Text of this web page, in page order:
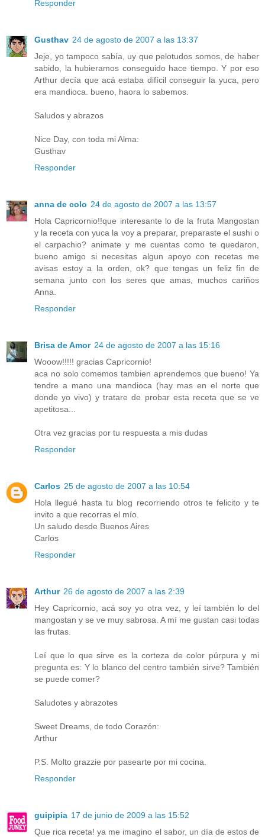
Responder
Gusthav 24 de agosto de 2007 a las 13:37
Jeje, yo tampoco sabía, uy que pelotudos somos, de haber
sabido, la hubieramos conseguido hace tiempo. Y por eso
Arthur decía que acá estaba difícil conseguir la yuca, pero
era mandioca. bueno, haora lo sabemos.
Saludos y abrazos
Nice Day, con toda mi Alma:
Gusthav
Responder
anna de colo 24 de agosto de 2007 a las 13:57
Hola Capricornio!!que interesante lo de la fruta Mangostan
y la receta con yuca la voy a preparar, preparaste el sushi o
el carpachio? animate y me cuentas como te quedaron,
bueno amigo si necesitas algun apoyo con recetas me
avisas estoy a la orden, ok? que tengas un feliz fin de
semana junto con los seres que amas, muchos cariños
Anna.
Responder
Brisa de Amor 24 de agosto de 2007 a las 15:16
Wooow!!!!! gracias Capricornio!
aca no solo comemos tambien aprendemos que bueno! Ya
tendre a mano una mandioca (hay mas en el norte que
donde yo vivo) y tratare de probar esta receta que se ve
apetitosa...
Otra vez gracias por tu respuesta a mis dudas
Responder
Carlos 25 de agosto de 2007 a las 10:54
Hola llegué hasta tu blog recorriendo otros te felicito y te
invito a que recorras el mío.
Un saludo desde Buenos Aires
Carlos
Responder
Arthur 26 de agosto de 2007 a las 2:39
Hey Capricornio, acá soy yo otra vez, y leí también lo del
mangostan y se ve muy sabrosa. A mí me gustan casi todas
las frutas.
Leí que lo que sirve es la corteza de color púrpura y mi
pregunta es: Y lo blanco del centro también sirve? También
se puede comer?
Saludotes y abrazotes
Sweet Dreams, de todo Corazón:
Arthur
P.S. Molto grazzie por pasearte por mi cocina.
Responder
guipipia 17 de junio de 2009 a las 15:52
Que rica receta! ya me imagino el sabor, un día de estos de